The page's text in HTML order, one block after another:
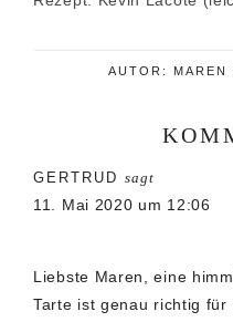
AUTOR: MAREN
Interaktionen
GERTRUD sagt
11. Mai 2020 um 12:06
Liebste Maren, eine
Tarte ist genau richtig für